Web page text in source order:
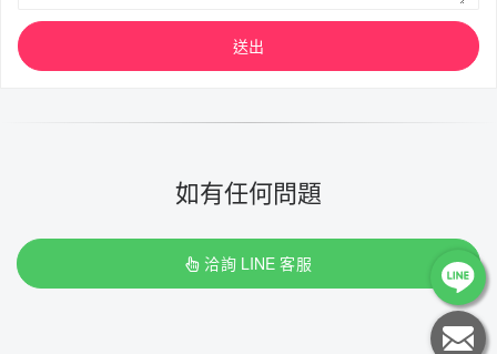
送出
如有任何問題
洽詢 LINE 客服